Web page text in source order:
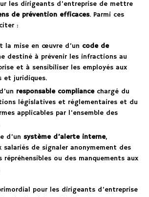
les dirigeants d’entreprise de mettre
de prévention efficaces. Parmi ces
:
la mise en œuvre d’un code de
destiné à prévenir les infractions au
et à sensibiliser les employés aux
et juridiques.
responsable compliancechargé du
législatives et réglementaires et du
applicables par l’ensemble des
d’un système d’alerte interne,
de signaler anonymement des
répréhensibles ou des manquements aux
pour les dirigeants d’entreprise